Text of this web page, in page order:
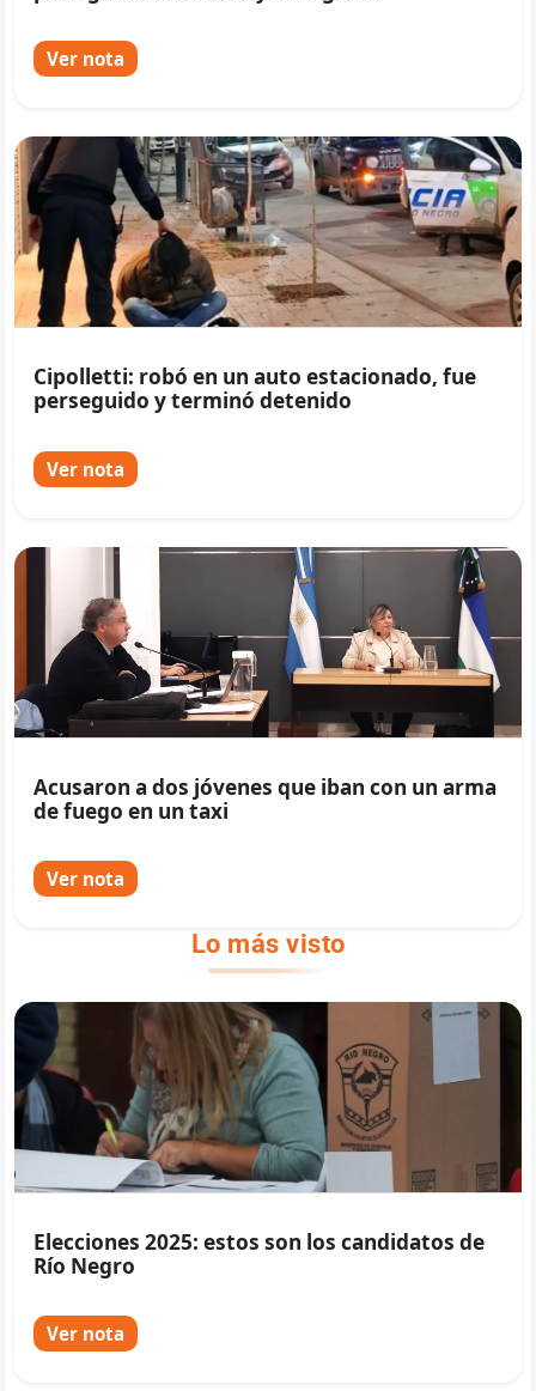
Ver nota
Cipolletti: robó en un auto estacionado, fue
perseguido y terminó detenido
Ver nota
Acusaron a dos jóvenes que iban con un arma
de fuego en un taxi
Ver nota
Lo más visto
Elecciones 2025: estos son los candidatos de
Río Negro
Ver nota